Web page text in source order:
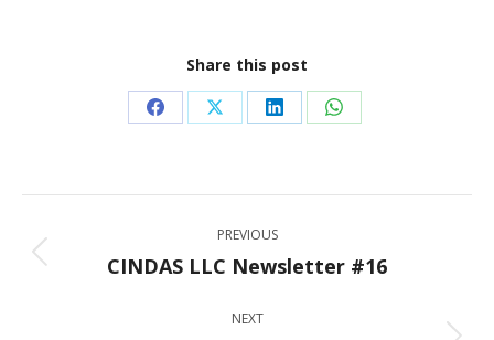
Share this post
Share
Facebook
Share
X
Share
LinkedIn
Share
WhatsApp
navigation
PREVIOUS
Previous
CINDAS LLC Newsletter #16
NEXT